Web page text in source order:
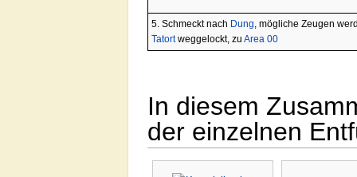
5. Schmeckt nach Dung , mögliche Zeugen
Tatortweggelockt, zu Area 00
In diesem
der einzelnen